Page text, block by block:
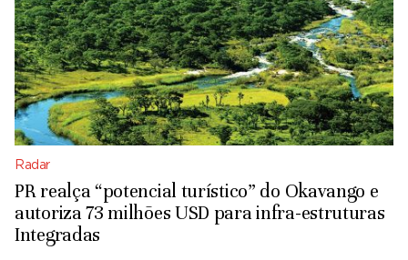
Radar
PR realça “potencial turístico” do Okavango e
autoriza 73 milhões USD para infra-estruturas
Integradas